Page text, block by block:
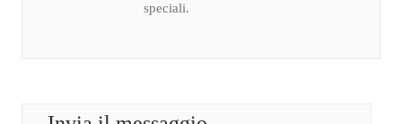
speciali.